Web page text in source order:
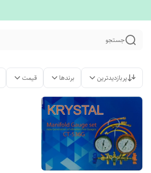
جستجو
پربازدیدترین برندها قیمت